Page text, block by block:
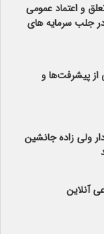
و اعتماد عمومی
جلب سرمایه های
پیشرفت‌ها و
ولی زاده جانشین
آنلاین